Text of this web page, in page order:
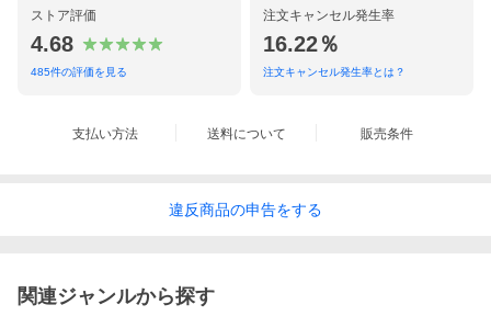
ストア評価
4.68
485件の評価を見る
注文キャンセル発生率
16.22％
注文キャンセル発生率とは？
支払い方法 送料について 販売条件
違反商品の申告をする
関連ジャンルから探す